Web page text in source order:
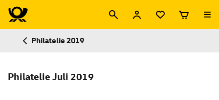
Philatelie 2019
Philatelie Juli 2019